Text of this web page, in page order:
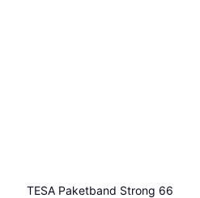
TESA Paketband Strong 66